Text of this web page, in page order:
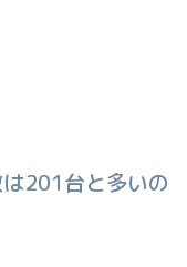
201台と多いの